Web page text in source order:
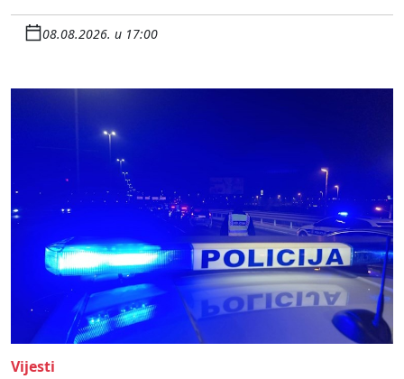
08.08.2026. u 17:00
Vijesti